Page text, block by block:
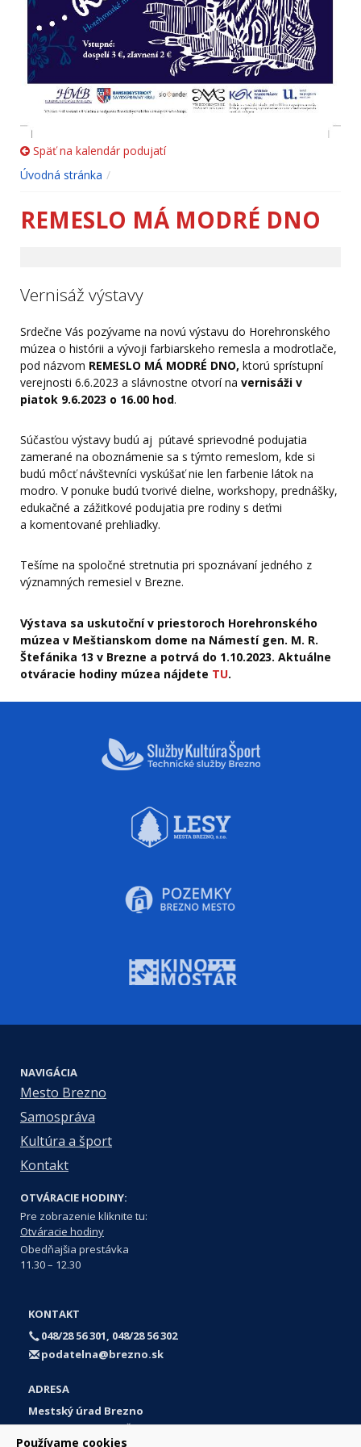
Používame cookies
Späť na kalendár podujatí
Úvodná stránka
REMESLO MÁ MODRÉ DNO
Vernisáž výstavy
Srdečne Vás pozývame na novú výstavu do Horehronského
múzea o histórii a vývoji farbiarskeho remesla a modrotlače,
pod názvom REMESLO MÁ MODRÉ DNO, ktorú sprístupní
verejnosti 6.6.2023 a slávnostne otvorí na vernisáži v
piatok 9.6.2023 o 16.00 hod.
Súčasťou výstavy budú aj pútavé sprievodné podujatia
zamerané na oboznámenie sa s týmto remeslom, kde si
budú môcť návštevníci vyskúšať nie len farbenie látok na
modro. V ponuke budú tvorivé dielne, workshopy, prednášky,
edukačné a zážitkové podujatia pre rodiny s deťmi
a komentované prehliadky.
Tešíme na spoločné stretnutia pri spoznávaní jedného z
významných remesiel v Brezne.
Výstava sa uskutoční v priestoroch Horehronského
múzea v Meštianskom dome na Námestí gen. M. R.
Štefánika 13 v Brezne a potrvá do 1.10.2023. Aktuálne
otváracie hodiny múzea nájdete TU.
NAVIGÁCIA
Mesto Brezno
Samospráva
Kultúra a šport
Kontakt
OTVÁRACIE HODINY:
Pre zobrazenie kliknite tu:
Otváracie hodiny
Obedňajšia prestávka
11.30 – 12.30
KONTAKT
048/28 56 301, 048/28 56 302
podatelna@brezno.sk
ADRESA
Mestský úrad Brezno
Námestie gen. M. R. Štefánika 1